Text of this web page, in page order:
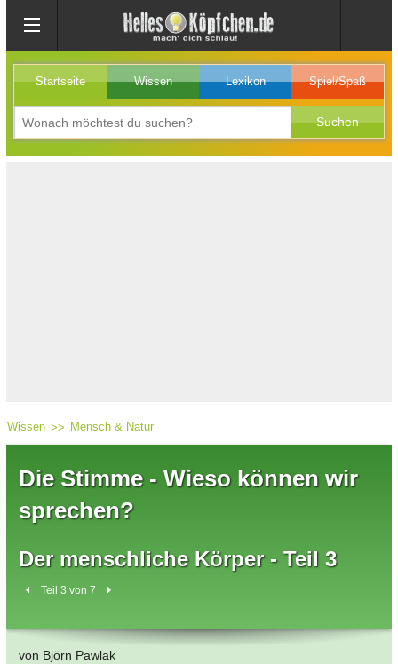
Startseite Wissen Lexikon Spiel/Spaß
Wissen Mensch & Natur
Die Stimme - Wieso können wir
sprechen?
Der menschliche Körper - Teil 3
Teil 3 von 7
von Björn Pawlak